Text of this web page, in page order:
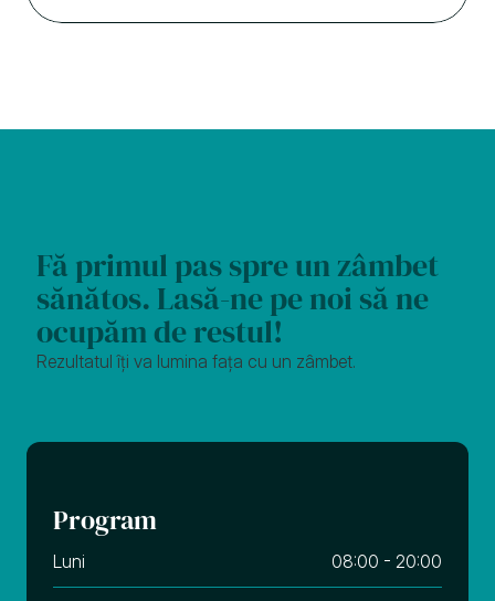
Fă primul pas spre un zâmbet
sănătos. Lasă-ne pe noi să ne
ocupăm de restul!
Rezultatul îți va lumina fața cu un zâmbet.
Program
Luni 08:00 - 20:00